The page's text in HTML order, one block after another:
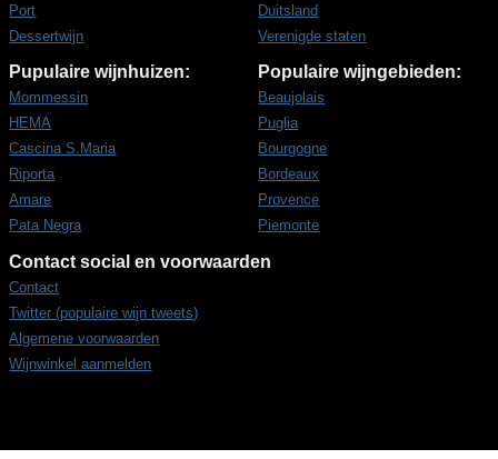
Port
Dessertwijn
Duitsland
Verenigde staten
Pupulaire wijnhuizen:
Mommessin
HEMA
Cascina S.Maria
Riporta
Amare
Pata Negra
Populaire wijngebieden:
Beaujolais
Puglia
Bourgogne
Bordeaux
Provence
Piemonte
Contact social en voorwaarden
Contact
Twitter (populaire wijn tweets)
Algemene voorwaarden
Wijnwinkel aanmelden